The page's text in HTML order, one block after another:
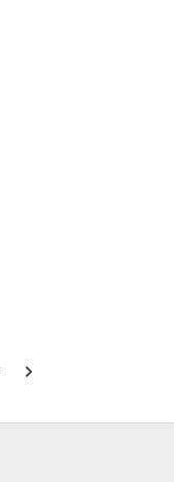
